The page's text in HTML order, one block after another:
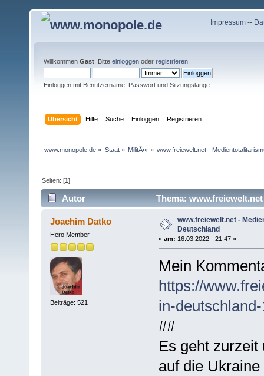
Impressum--
Willkommen Gast . Bitte einloggen oder registrieren
Einloggen mit Benutzername, Passwort und Sitzungslänge
Übersicht Hilfe Suche Einloggen Registrieren
www.monopole.de » Staat» MilitÃ¤r» www.freiewelt.net -
Seiten: [1]
Autor Thema:
Joachim Datko
Hero Member
Beiträge: 521
www.freiewelt.net -
Deutschland
« am: 16.03.2022 - 21:47 »
Mein
https://
in-
##
Es geht
auf die